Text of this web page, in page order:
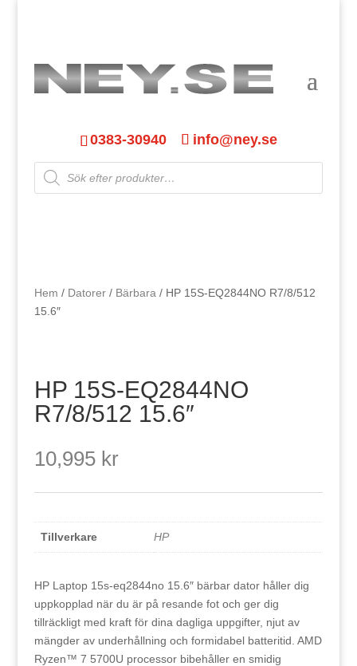
0383-30940 info@ney.se
Products
search
Hem / Datorer/ Bärbara / HP 15S-EQ2844NO R7/8/512
15.6″
HP 15S-EQ2844NO
R7/8/512 15.6″
10,995 kr
Tillverkare HP
HP Laptop 15s-eq2844no 15.6″ bärbar dator håller dig
uppkopplad när du är på resande fot och ger dig
tillräckligt med kraft för dina dagliga uppgifter, njut av
mängder av underhållning och formidabel batteritid. AMD
Ryzen™ 7 5700U processor bibehåller en smidig